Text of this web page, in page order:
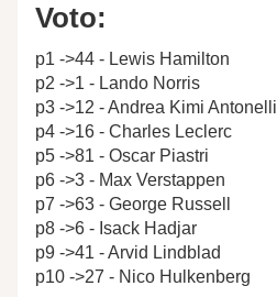
Voto:
p1 ->44 - Lewis Hamilton
p2 ->1 - Lando Norris
p3 ->12 - Andrea Kimi Antonelli
p4 ->16 - Charles Leclerc
p5 ->81 - Oscar Piastri
p6 ->3 - Max Verstappen
p7 ->63 - George Russell
p8 ->6 - Isack Hadjar
p9 ->41 - Arvid Lindblad
p10 ->27 - Nico Hulkenberg